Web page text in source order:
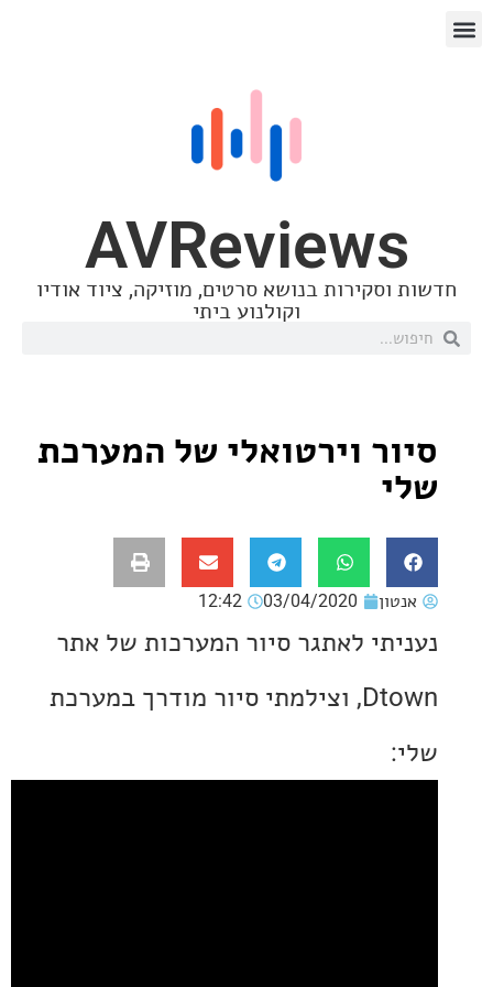
בנושא סרטים, מוזיקה, ציוד אודיו
וקולנוע ביתי
וירטואלי של המערכת
03/04/2020
12:42
לאתגר סיור המערכות של אתר
Dtown, וצילמתי סיור מודרך במערכת